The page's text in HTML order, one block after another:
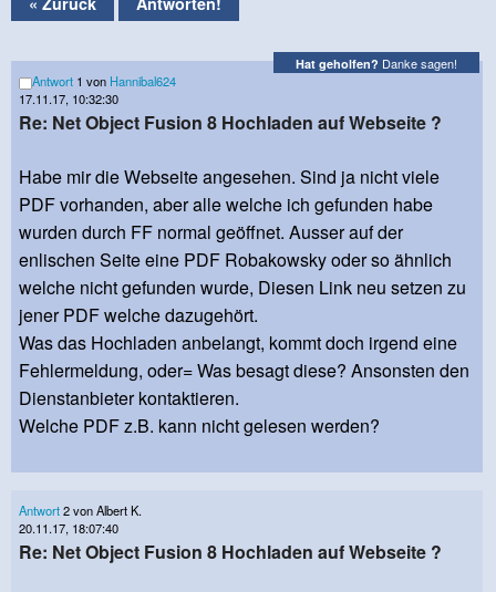
Hat geholfen? Danke sagen!
Antwort 1 von Hannibal624
17.11.17, 10:32:30
Re: Net Object Fusion 8 Hochladen auf Webseite ?
Habe mir die Webseite angesehen. Sind ja nicht viele
PDF vorhanden, aber alle welche ich gefunden habe
wurden durch FF normal geöffnet. Ausser auf der
enlischen Seite eine PDF Robakowsky oder so ähnlich
welche nicht gefunden wurde, Diesen Link neu setzen zu
jener PDF welche dazugehört.
Was das Hochladen anbelangt, kommt doch irgend eine
Fehlermeldung, oder= Was besagt diese? Ansonsten den
Dienstanbieter kontaktieren.
Welche PDF z.B. kann nicht gelesen werden?
Antwort2 von Albert K.
20.11.17, 18:07:40
Re: Net Object Fusion 8 Hochladen auf Webseite ?